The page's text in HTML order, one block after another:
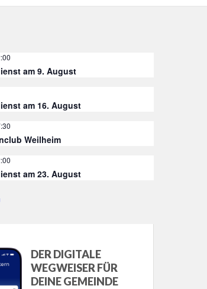
am 9. August
am 16. August
Weilheim
am 23. August
DER DIGITALE
WEGWEISER FÜR
DEINE GEMEINDE